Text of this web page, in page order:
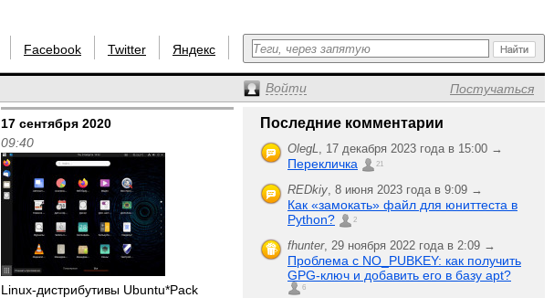
Facebook Twitter Яндекс
Войти Постучаться
17 сентября 2020
09:40
Linux-дистрибутивы Ubuntu*Pack
Последние комментарии
OlegL, 17 декабря 2023 года в 15:00 →
Перекличка 21
REDkiy, 8 июня 2023 года в 9:09 →
Как «замокать» файл для юниттеста в
Python?
2
fhunter, 29 ноября 2022 года в 2:09 →
Проблема с NO_PUBKEY: как получить
GPG-ключ и добавить его в базу apt?
6